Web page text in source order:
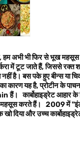
हम अभी भी फिर से भूख
में टूट जाते हैं,जिससे रक्त
नहीं है। बस पके हुए बीन्स या
कारण यह है,प्रोटीन के
हैं। कार्बोहाइड्रेट आहार के
महसूस करते हैं। 2009में
दिया और उच्च